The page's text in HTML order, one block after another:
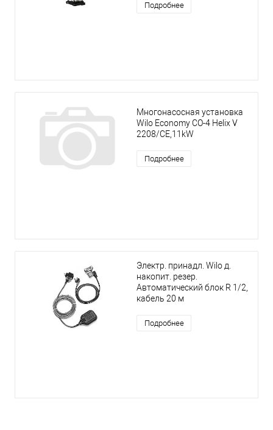
Подробнее
Многонасосная установка
Wilo Economy CO-4 Helix V
2208/CE,11kW
Подробнее
Электр. принадл. Wilo д.
накопит. резер.
Автоматический блок R 1/2,
кабель 20 м
Подробнее